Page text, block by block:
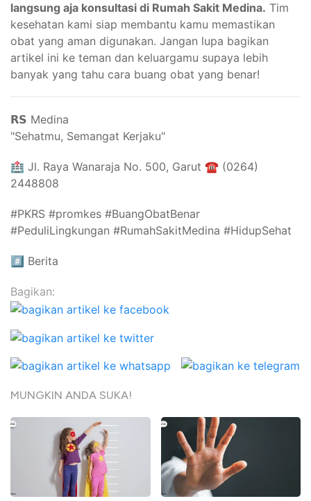
langsung aja konsultasi di Rumah Sakit Medina. Tim
kesehatan kami siap membantu kamu memastikan
obat yang aman digunakan. Jangan lupa bagikan
artikel ini ke teman dan keluargamu supaya lebih
banyak yang tahu cara buang obat yang benar!
𝗥𝗦 Medina
"Sehatmu, Semangat Kerjaku"⁣⁣
🏥 Jl. Raya Wanaraja No. 500, Garut ☎️ (0264)
2448808
#PKRS #promkes #BuangObatBenar
#PeduliLingkungan #RumahSakitMedina #HidupSehat
#️⃣ Berita
Bagikan:
MUNGKIN ANDA SUKA!